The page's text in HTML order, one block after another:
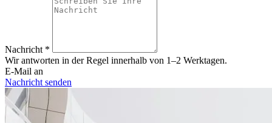
Nachricht *
Wir antworten in der Regel innerhalb von 1–2 Werktagen.
E-Mail an
Nachricht senden